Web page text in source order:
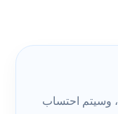
وسيتم احتساب